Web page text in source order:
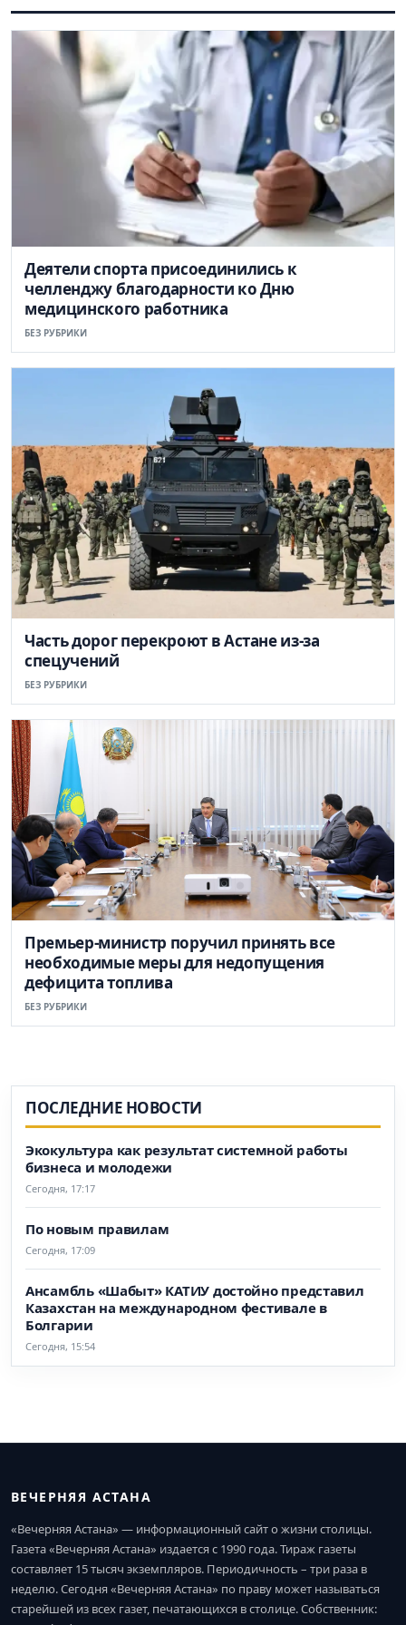
Деятели спорта присоединились к
челленджу благодарности ко Дню
медицинского работника
БЕЗ РУБРИКИ
Часть дорог перекроют в Астане из-за
спецучений
БЕЗ РУБРИКИ
Премьер-министр поручил принять все
необходимые меры для недопущения
дефицита топлива
БЕЗ РУБРИКИ
ПОСЛЕДНИЕ НОВОСТИ
Экокультура как результат системной работы
бизнеса и молодежи
Сегодня, 17:17
По новым правилам
Сегодня, 17:09
Ансамбль «Шабыт» КАТИУ достойно представил
Казахстан на международном фестивале в
Болгарии
Сегодня, 15:54
ВЕЧЕРНЯЯ АСТАНА
«Вечерняя Астана» — информационный сайт о жизни столицы.
Газета «Вечерняя Астана» издается с 1990 года. Тираж газеты
составляет 15 тысяч экземпляров. Периодичность – три раза в
неделю. Сегодня «Вечерняя Астана» по праву может называться
старейшей из всех газет, печатающихся в столице. Собственник: